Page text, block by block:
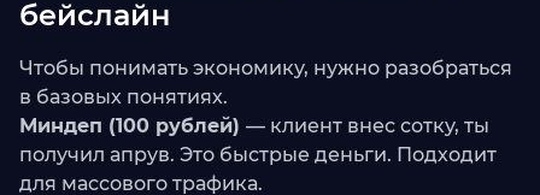
бейслайн
Чтобы понимать экономику, нужно разобраться
в базовых понятиях.
Миндеп (100 рублей) — клиент внес сотку, ты
получил апрув. Это быстрые деньги. Подходит
для массового трафика.